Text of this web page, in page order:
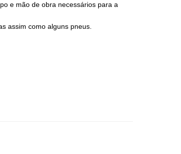
e mão de obra necessários para a
assim como alguns pneus.